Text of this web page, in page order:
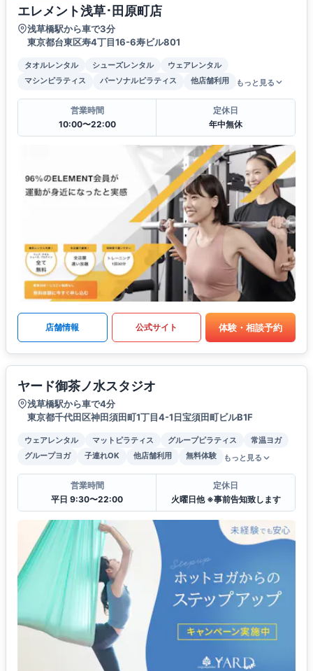
エレメント浅草･田原町店
浅草橋駅から車で3分
東京都台東区寿4丁目16-6寿ビル801
タオルレンタル シューズレンタル
ウェアレンタル
マシンピラティス
パーソナルピラティス 他店舗利用 もっと見る
営業時間
10:00〜22:00
定休日
年中無休
店舗情報 公式サイト 体験・相談予約
ヤード御茶ノ水スタジオ
浅草橋駅から車で4分
東京都千代田区神田須田町1丁目4-1日宝須田町ビルB1F
ウェアレンタル マットピラティス グループピラティス
常温ヨガ
グループヨガ
子連れOK 他店舗利用 無料体験 もっと見る
営業時間
平日 9:30〜22:00
定休日
火曜日他 ※事前告知致します